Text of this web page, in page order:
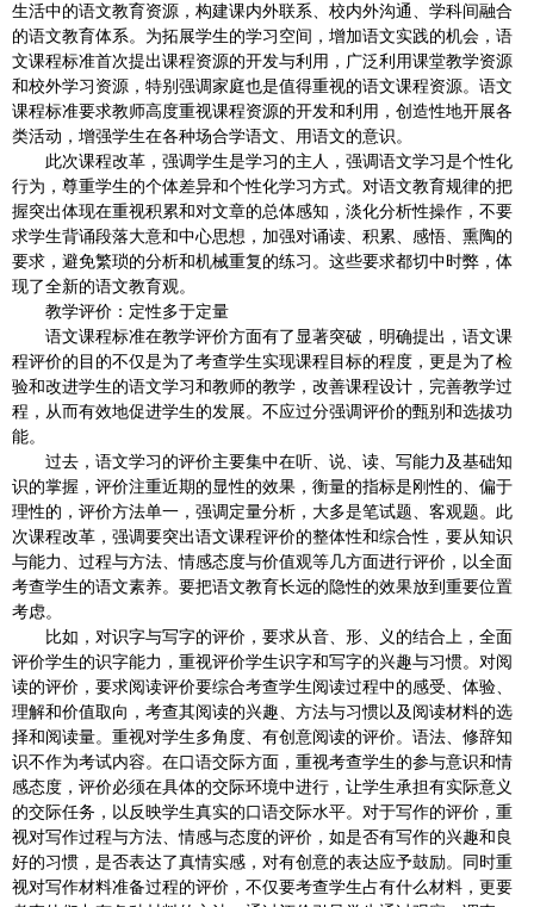
生活中的语文教育资源，构建课内外联系、校内外沟通、学科间融合
的语文教育体系。为拓展学生的学习空间，增加语文实践的机会，语
文课程标准首次提出课程资源的开发与利用，广泛利用课堂教学资源
和校外学习资源，特别强调家庭也是值得重视的语文课程资源。语文
课程标准要求教师高度重视课程资源的开发和利用，创造性地开展各
类活动，增强学生在各种场合学语文、用语文的意识。
此次课程改革，强调学生是学习的主人，强调语文学习是个性化
行为，尊重学生的个体差异和个性化学习方式。对语文教育规律的把
握突出体现在重视积累和对文章的总体感知，淡化分析性操作，不要
求学生背诵段落大意和中心思想，加强对诵读、积累、感悟、熏陶的
要求，避免繁琐的分析和机械重复的练习。这些要求都切中时弊，体
现了全新的语文教育观。
教学评价：定性多于定量
语文课程标准在教学评价方面有了显著突破，明确提出，语文课
程评价的目的不仅是为了考查学生实现课程目标的程度，更是为了检
验和改进学生的语文学习和教师的教学，改善课程设计，完善教学过
程，从而有效地促进学生的发展。不应过分强调评价的甄别和选拔功
能。
过去，语文学习的评价主要集中在听、说、读、写能力及基础知
识的掌握，评价注重近期的显性的效果，衡量的指标是刚性的、偏于
理性的，评价方法单一，强调定量分析，大多是笔试题、客观题。此
次课程改革，强调要突出语文课程评价的整体性和综合性，要从知识
与能力、过程与方法、情感态度与价值观等几方面进行评价，以全面
考查学生的语文素养。要把语文教育长远的隐性的效果放到重要位置
考虑。
比如，对识字与写字的评价，要求从音、形、义的结合上，全面
评价学生的识字能力，重视评价学生识字和写字的兴趣与习惯。对阅
读的评价，要求阅读评价要综合考查学生阅读过程中的感受、体验、
理解和价值取向，考查其阅读的兴趣、方法与习惯以及阅读材料的选
择和阅读量。重视对学生多角度、有创意阅读的评价。语法、修辞知
识不作为考试内容。在口语交际方面，重视考查学生的参与意识和情
感态度，评价必须在具体的交际环境中进行，让学生承担有实际意义
的交际任务，以反映学生真实的口语交际水平。对于写作的评价，重
视对写作过程与方法、情感与态度的评价，如是否有写作的兴趣和良
好的习惯，是否表达了真情实感，对有创意的表达应予鼓励。同时重
视对写作材料准备过程的评价，不仅要考查学生占有什么材料，更要